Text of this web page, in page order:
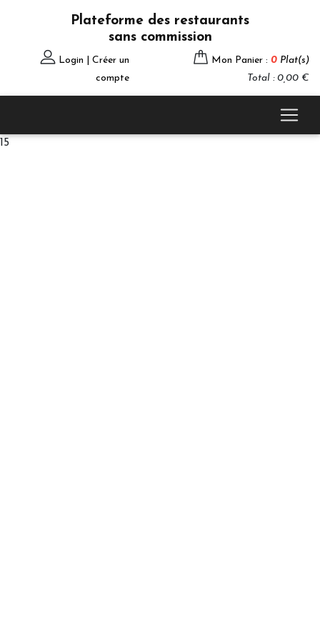
Plateforme des restaurants
sans commission
Login | Créer un
compte
Mon Panier : 0 Plat(s)
Total : 0,00 €
15